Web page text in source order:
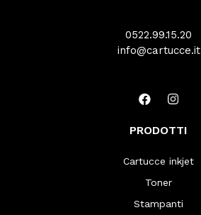
0522.99.15.20
info@cartucce.it
PRODOTTI
Cartucce inkjet
Toner
Stampanti